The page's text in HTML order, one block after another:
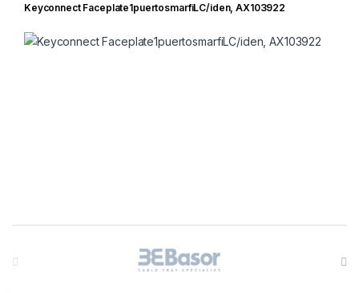
Keyconnect Faceplate1puertosmarfiLC/iden, AX103922